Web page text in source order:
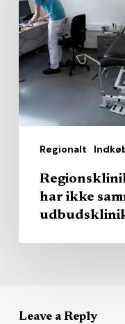
Regionalt
har
ikke
samme
krav
som
udbudsklinikkerne
har ikke
Leave a Reply